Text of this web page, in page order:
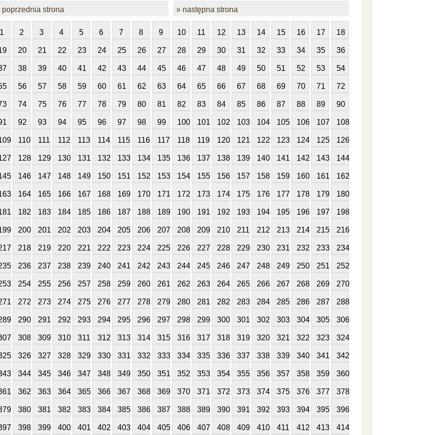
poprzednia strona » następna strona
1 2 3 4 5 6 7 8 9 10 11 12 13 14 15 16 17 18
20 21 22 23 24 25 26 27 28 29 30 31 32 33 34 35 36
38 39 40 41 42 43 44 45 46 47 48 49 50 51 52 53 54
56 57 58 59 60 61 62 63 64 65 66 67 68 69 70 71 72
74 75 76 77 78 79 80 81 82 83 84 85 86 87 88 89 90
92 93 94 95 96 97 98 99 100 101 102 103 104 105 106 107 108
110 111 112 113 114 115 116 117 118 119 120 121 122 123 124 125 126
128 129 130 131 132 133 134 135 136 137 138 139 140 141 142 143 144
146 147 148 149 150 151 152 153 154 155 156 157 158 159 160 161 162
164 165 166 167 168 169 170 171 172 173 174 175 176 177 178 179 180
182 183 184 185 186 187 188 189 190 191 192 193 194 195 196 197 198
200 201 202 203 204 205 206 207 208 209 210 211 212 213 214 215 216
218 219 220 221 222 223 224 225 226 227 228 229 230 231 232 233 234
236 237 238 239 240 241 242 243 244 245 246 247 248 249 250 251 252
254 255 256 257 258 259 260 261 262 263 264 265 266 267 268 269 270
272 273 274 275 276 277 278 279 280 281 282 283 284 285 286 287 288
290 291 292 293 294 295 296 297 298 299 300 301 302 303 304 305 306
308 309 310 311 312 313 314 315 316 317 318 319 320 321 322 323 324
326 327 328 329 330 331 332 333 334 335 336 337 338 339 340 341 342
344 345 346 347 348 349 350 351 352 353 354 355 356 357 358 359 360
362 363 364 365 366 367 368 369 370 371 372 373 374 375 376 377 378
380 381 382 383 384 385 386 387 388 389 390 391 392 393 394 395 396
398 399 400 401 402 403 404 405 406 407 408 409 410 411 412 413 414